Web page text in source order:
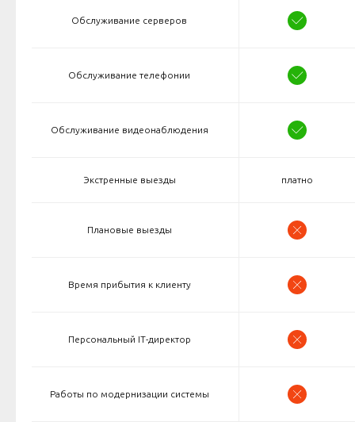
Обслуживание серверов
Обслуживание телефонии
Обслуживание видеонаблюдения
Экстренные выезды платно
Плановые выезды
Время прибытия к клиенту
Персональный IT-директор
Работы по модернизации системы